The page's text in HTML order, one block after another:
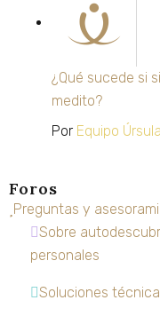
¿Qué sucede si
medito?
Por Equipo
Foros
Preguntas y
Sobre
personales
Soluciones